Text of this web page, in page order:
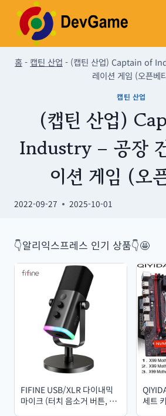
Skip
content
홈- 캡틴 산업 - (캡틴 산업) Captain of
레이션 게임 (오픈베
캡틴 산업
(캡틴 산업)
Industry – 공장
이션 게임 (오
2022-09-27 2025-10-01
👇알리익스프레스 인기 상품👇🤩
FIFINE USB/XLR 다이내믹
마이크 (터치 음소거 버튼, 헤
세트